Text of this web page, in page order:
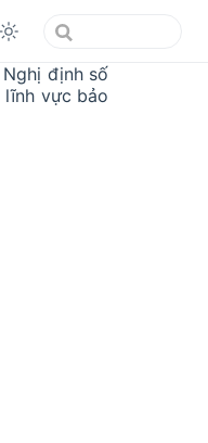
in new window
định số
lĩnh vực bảo